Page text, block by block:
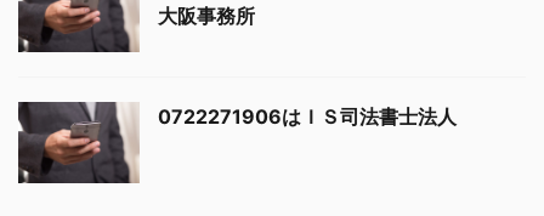
大阪事務所
0722271906はＩＳ司法書士法人